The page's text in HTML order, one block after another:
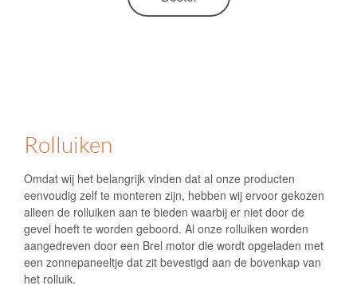
Rolluiken
Omdat wij het belangrijk vinden dat al onze producten
eenvoudig zelf te monteren zijn, hebben wij ervoor gekozen
alleen de rolluiken aan te bieden waarbij er niet door de
gevel hoeft te worden geboord. Al onze rolluiken worden
aangedreven door een Brel motor die wordt opgeladen met
een zonnepaneeltje dat zit bevestigd aan de bovenkap van
het rolluik.